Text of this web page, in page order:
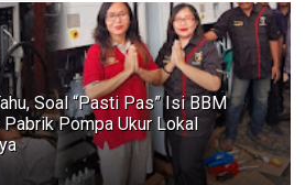
Soal “Pasti Pas” Isi BBM
Pompa Ukur Lokal